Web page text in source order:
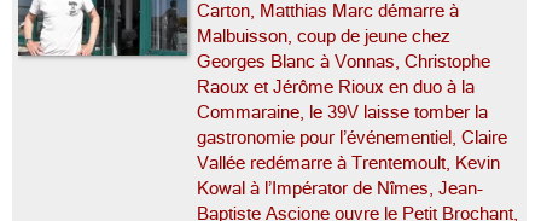
Carton, Matthias Marc démarre à
Malbuisson, coup de jeune chez
Georges Blanc à Vonnas, Christophe
Raoux et Jérôme Rioux en duo à la
Commaraine, le 39V laisse tomber la
gastronomie pour l’événementiel, Claire
Vallée redémarre à Trentemoult, Kevin
Kowal à l’Impérator de Nîmes, Jean-
Baptiste Ascione ouvre le Petit Brochant,